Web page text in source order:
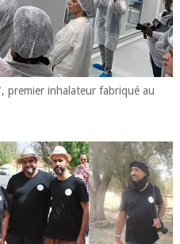
premier inhalateur fabriqué au